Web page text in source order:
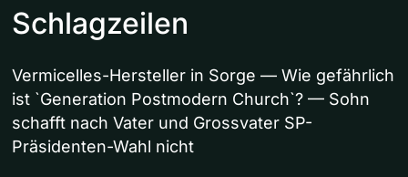
Schlagzeilen
Vermicelles-Hersteller in Sorge — Wie gefährlich
ist `Generation Postmodern Church`? — Sohn
schafft nach Vater und Grossvater SP-
Präsidenten-Wahl nicht